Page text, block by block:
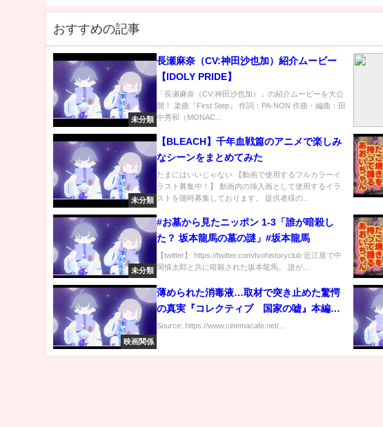
おすすめの記事
未分類
長瀬麻奈（CV:神田沙也加）紹介ムービー
【IDOLY PRIDE】
「長瀬麻奈（CV:神田沙也加）」の紹介ムービーを大公
開！ 楽曲『First Step』 作詞：PA-NON 作曲・編曲：田
中秀和（MONAC...
未分類
【BLEACH】千年血戦篇のアニメで楽しみ
なシーンをまとめてみた
たまにはいいじゃない 【動画で使用するフルカラーイ
ラスト募集中！】 動画内の挿入画として使用するイラ
ストを随時募集しております。 提供者様の...
未分類
#お墓から見たニッポン 1-3「誰が暗殺し
た？ 坂本龍馬の墓の謎」#坂本龍馬
【twitter】 https://twitter.com/tvohistoryclub 近江屋で中
岡慎太郎と共に暗殺された坂本龍馬。 誰が...
映画関係
薄められた消毒液…取材で突き止めた驚愕
の真実『コレクティブ 国家の嘘』本編映
像解禁
Source: https://www.cinemacafe.net/...